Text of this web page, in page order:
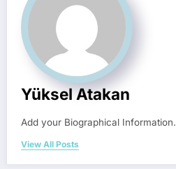
Yüksel Atakan
Add your Biographical Information.
View All Posts